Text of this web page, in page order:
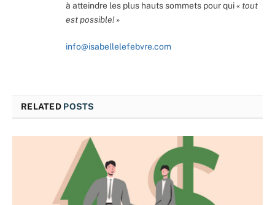
à atteindre les plus hauts sommets pour qui« tout
est possible! »
info@isabellelefebvre.com
RELATED POSTS